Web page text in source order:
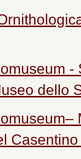
dello